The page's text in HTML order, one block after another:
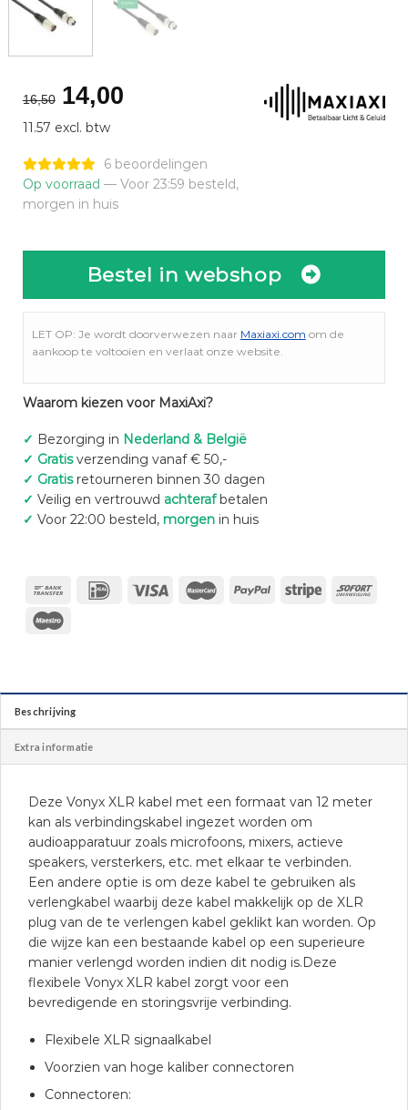
16,50 Oorspronkelijke
prijs
was:
€16,50.
14,00Huidige
€14,00.
11.57 excl. btw
6 beoordelingen
Op voorraad — Voor 23:59 besteld,
morgen in huis
Bestel in webshop
LET OP: Je wordt doorverwezen naar Maxiaxi.com om de
aankoop te voltooien en verlaat onze website.
Waarom kiezen voor MaxiAxi?
✓ Bezorging in Nederland & België
✓ Gratisverzending vanaf € 50,-
✓ Gratisretourneren binnen 30 dagen
✓ Veilig en vertrouwd achterafbetalen
✓ Voor 22:00 besteld, morgenin huis
Beschrijving
Extra informatie
Deze Vonyx XLR kabel met een formaat van 12 meter
kan als verbindingskabel ingezet worden om
audioapparatuur zoals microfoons, mixers, actieve
speakers, versterkers, etc. met elkaar te verbinden.
Een andere optie is om deze kabel te gebruiken als
verlengkabel waarbij deze kabel makkelijk op de XLR
plug van de te verlengen kabel geklikt kan worden. Op
die wijze kan een bestaande kabel op een superieure
manier verlengd worden indien dit nodig is.Deze
flexibele Vonyx XLR kabel zorgt voor een
bevredigende en storingsvrije verbinding.
Flexibele XLR signaalkabel
Voorzien van hoge kaliber connectoren
Connectoren: